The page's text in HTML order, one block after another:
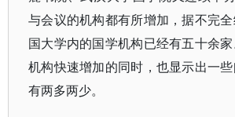
与会议的机构都有所增加，据不完
国大学内的国学机构已经有五十余
机构快速增加的同时，也显示出一
有两多两少。